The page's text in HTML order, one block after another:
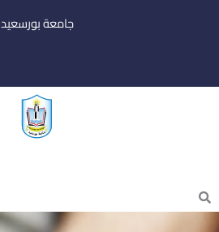
جامعة بورسعيد
Search